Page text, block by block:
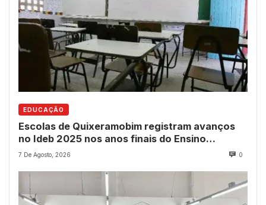
EDUCAÇÃO
Escolas de Quixeramobim registram avanços
no Ideb 2025 nos anos finais do Ensino
Fundamental
7 De Agosto, 2026 0